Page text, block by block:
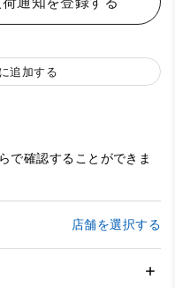
追加する
で確認することができま
店舗を選択する